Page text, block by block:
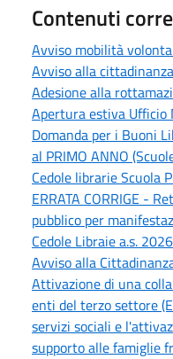
Contenuti
Avviso mobilità
Avviso alla cittadinanza
Adesione alla
Apertura estiva Ufficio
Domanda per i Buoni
al PRIMO ANNO
Cedole librarie Scuola
ERRATA CORRIGE -
pubblico per
Cedole Libraie a.s.
Avviso alla
Attivazione di una
enti del terzo settore
servizi sociali e
supporto alle famiglie